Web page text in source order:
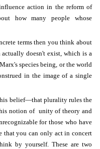
action in the reform of
how many people whose
terms then you think about
doesn't exist, which is a
species being, or the world
in the image of a single
belief—that plurality rules the
notion of unity of theory and
for those who have
that you can only act in concert
by yourself. These are two